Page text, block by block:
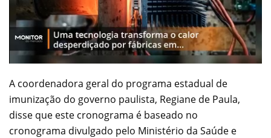
A coordenadora geral do programa estadual de
imunização do governo paulista, Regiane de Paula,
disse que este cronograma é baseado no
cronograma divulgado pelo Ministério da Saúde e